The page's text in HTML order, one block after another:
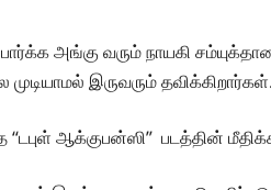
அங்கு வரும் நாயகி
இருவரும் தவிக்கிறார்கள்.
“டபுள் ஆக்குபன்ஸி” படத்தின்